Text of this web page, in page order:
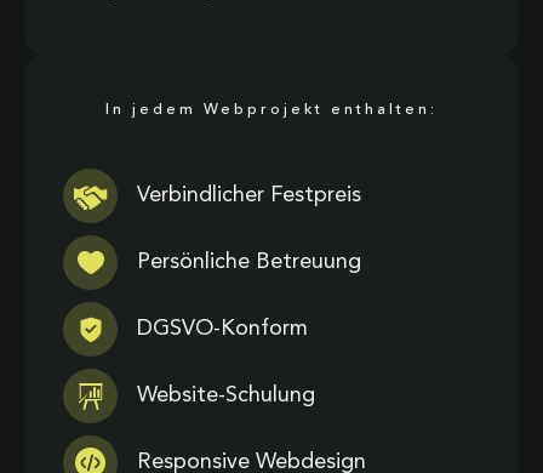
In jedem Webprojekt enthalten:
Verbindlicher Festpreis
Persönliche Betreuung
DGSVO-Konform
Website-Schulung
Responsive Webdesign